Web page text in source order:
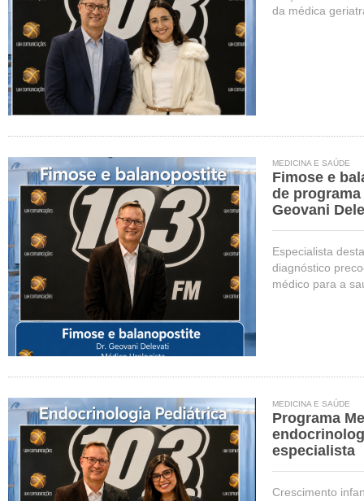
da médica
MEDICINA E SAÚDE
Fimose e
de
Geovani
Especialista
diagnóstico
médico para a
MEDICINA E SAÚDE
Programa
especialista
Crescimento